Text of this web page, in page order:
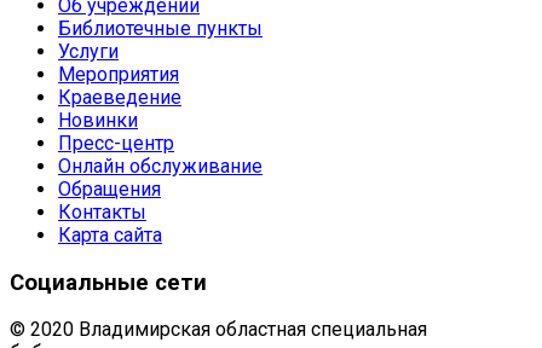
Об учреждении
Библиотечные пункты
Услуги
Мероприятия
Краеведение
Новинки
Пресс-центр
Онлайн обслуживание
Обращения
Контакты
Карта сайта
Социальные сети
© 2020 Владимирская областная специальная